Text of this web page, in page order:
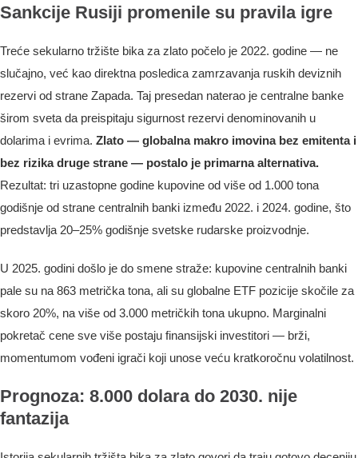
Sankcije Rusiji promenile su pravila igre
Treće sekularno tržište bika za zlato počelo je 2022. godine — ne
slučajno, već kao direktna posledica zamrzavanja ruskih deviznih
rezervi od strane Zapada. Taj presedan naterao je centralne banke
širom sveta da preispitaju sigurnost rezervi denominovanih u
dolarima i evrima. Zlato — globalna makro imovina bez emitenta i
bez rizika druge strane — postalo je primarna alternativa.
Rezultat: tri uzastopne godine kupovine od više od 1.000 tona
godišnje od strane centralnih banki između 2022. i 2024. godine, što
predstavlja 20–25% godišnje svetske rudarske proizvodnje.
U 2025. godini došlo je do smene straže: kupovine centralnih banki
pale su na 863 metrička tona, ali su globalne ETF pozicije skočile za
skoro 20%, na više od 3.000 metričkih tona ukupno. Marginalni
pokretač cene sve više postaju finansijski investitori — brži,
momentumom vođeni igrači koji unose veću kratkoročnu volatilnost.
Prognoza: 8.000 dolara do 2030. nije
fantazija